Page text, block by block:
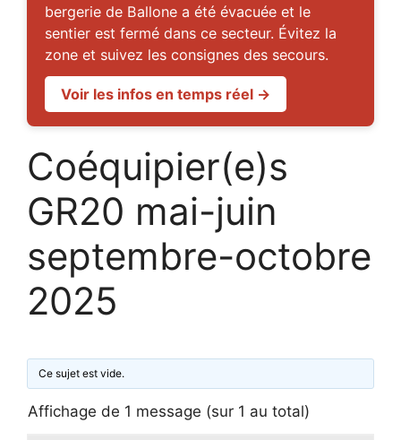
bergerie de Ballone a été évacuée et le
sentier est fermé dans ce secteur. Évitez la
zone et suivez les consignes des secours.
Voir les infos en temps réel →
Coéquipier(e)s
GR20 mai-juin
septembre-octobre
2025
Ce sujet est vide.
Affichage de 1 message (sur 1 au total)